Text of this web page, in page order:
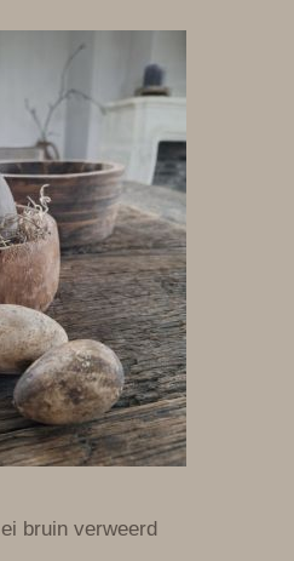
bruin verweerd